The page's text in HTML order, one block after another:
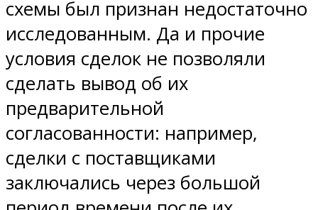
схемы был признан недостаточно
исследованным. Да и прочие
условия сделок не позволяли
сделать вывод об их
предварительной
согласованности: например,
сделки с поставщиками
заключались через большой